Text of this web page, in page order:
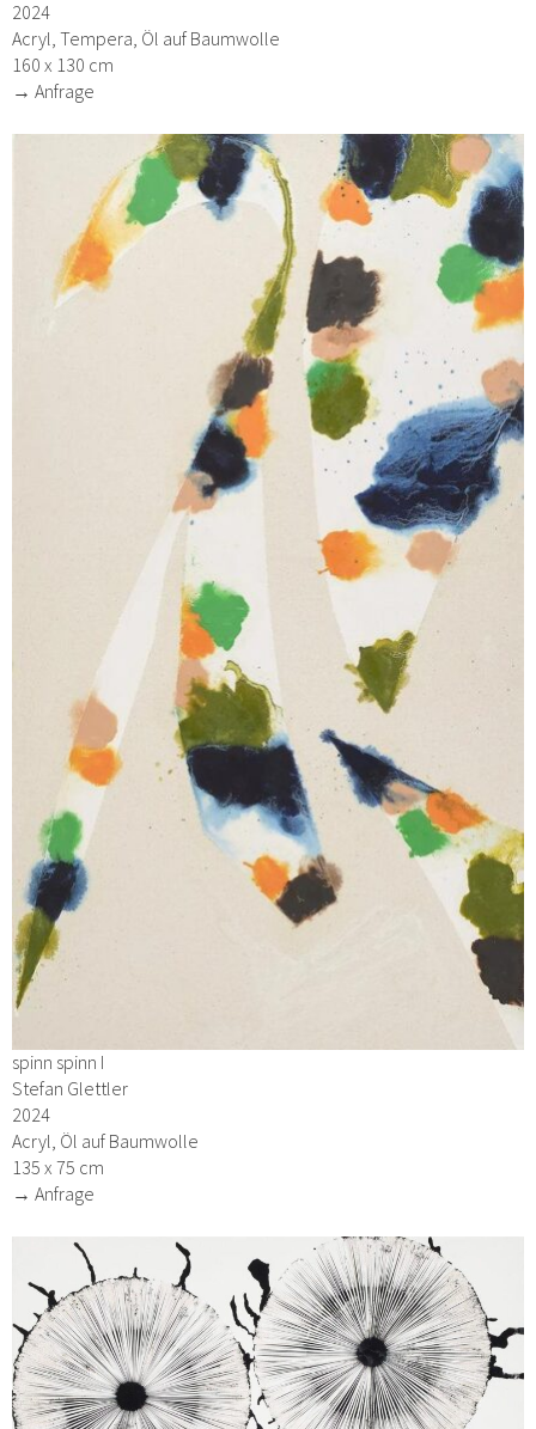
2024
Acryl, Tempera, Öl auf Baumwolle
160 x 130 cm
→ Anfrage
spinn spinn I
Stefan Glettler
2024
Acryl, Öl auf Baumwolle
135 x 75 cm
→ Anfrage